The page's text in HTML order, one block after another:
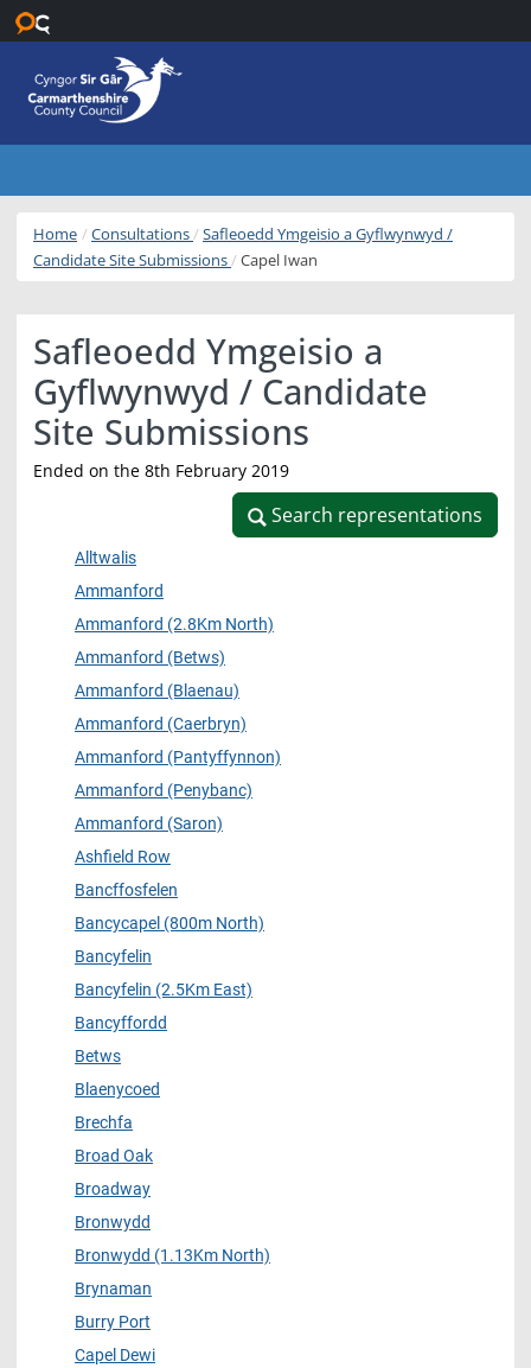
Home Consultations
Safleoedd Ymgeisio a Gyflwynwyd /
Candidate Site Submissions
Capel Iwan
Safleoedd Ymgeisio a
Gyflwynwyd / Candidate
Site Submissions
Ended on the 8th February 2019
Search representations
Search representations
Alltwalis
Ammanford
Ammanford (2.8Km North)
Ammanford (Betws)
Ammanford (Blaenau)
Ammanford (Caerbryn)
Ammanford (Pantyffynnon)
Ammanford (Penybanc)
Ammanford (Saron)
Ashfield Row
Bancffosfelen
Bancycapel (800m North)
Bancyfelin
Bancyfelin (2.5Km East)
Bancyffordd
Betws
Blaenycoed
Brechfa
Broad Oak
Broadway
Bronwydd
Bronwydd (1.13Km North)
Brynaman
Burry Port
Capel Dewi